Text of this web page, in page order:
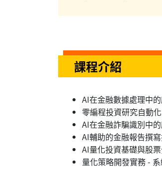
課程介紹
AI在金融數據處理中
零編程投資研究自動
AI在金融詐騙識別中
AI輔助的金融報告撰
AI量化投資基礎與股
量化策略開發實務 -